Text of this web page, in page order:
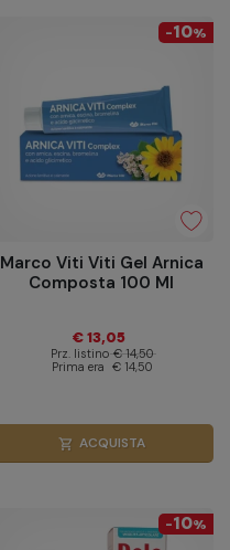
-10%
Marco Viti Viti Gel Arnica
Composta 100 Ml
€ 13,05
Prz. listino € 14,50
Prima era € 14,50
shopping_cart ACQUISTA
-10%